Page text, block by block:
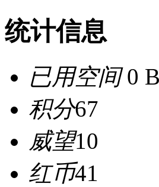
统计信息
已用空间0 B
积分67
威望10
红币41